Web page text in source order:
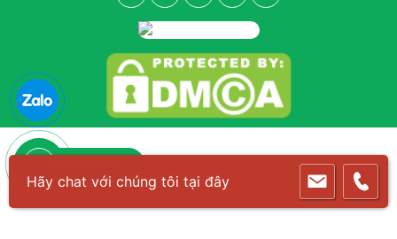
Hãy chat với chúng tôi tại đây